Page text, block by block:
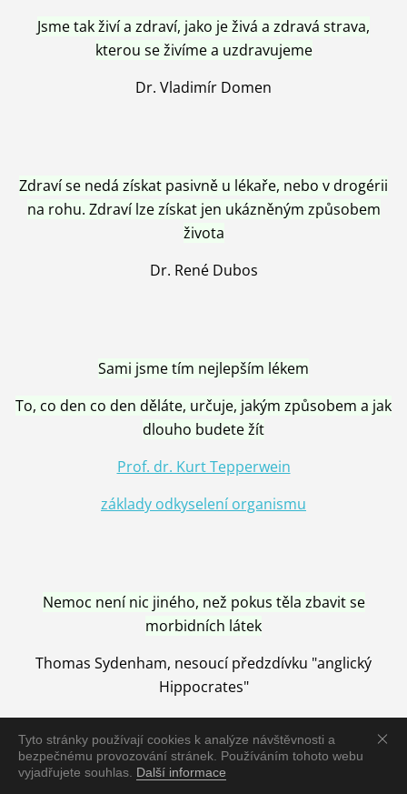
Tyto stránky používají cookies k analýze návštěvnosti a
bezpečnému provozování stránek. Používáním tohoto webu
vyjadřujete souhlas. Další informace
Jsme tak živí a zdraví, jako je živá a zdravá strava,
kterou se živíme a uzdravujeme
Dr. Vladimír Domen
Zdraví se nedá získat pasivně u lékaře, nebo v drogérii
na rohu. Zdraví lze získat jen ukázněným způsobem
života
Dr. René Dubos
Sami jsme tím nejlepším lékem
To, co den co den děláte, určuje, jakým způsobem a jak
dlouho budete žít
Prof. dr. Kurt Tepperwein
základy odkyselení organismu
Nemoc není nic jiného, než pokus těla zbavit se
morbidních látek
Thomas Sydenham, nesoucí předzdívku "anglický
Hippocrates"
Nemoc je vyléčena jen pomocí Přírody, neutralizací a